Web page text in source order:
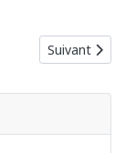
de la
Article
Suivant